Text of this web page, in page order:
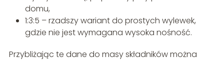
domu,
1:3:5 – rzadszy wariant do prostych wylewek,
gdzie nie jest wymagana wysoka nośność.
Przybliżając te dane do masy składników można